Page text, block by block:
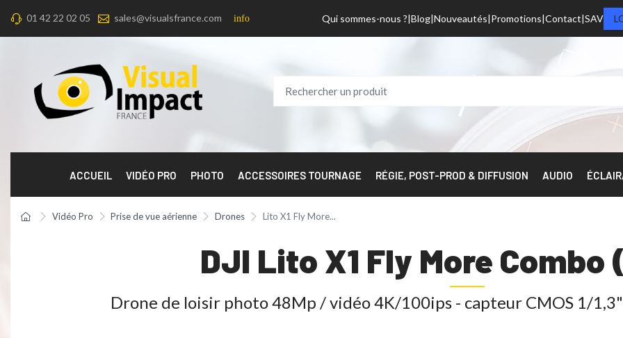
01 42 22 02 05 sales@visualsfrance.com info Qui sommes-nous ? Blog Nouveautés Promotions Contact SAV
ACCUEIL VIDÉO PRO PHOTO ACCESSOIRES TOURNAGE RÉGIE, POST-PROD & DIFFUSION AUDIO
Vidéo Pro Prise de vue aérienne Drones Lito X1 Fly More...
DJI Lito X1 Fly More Combo
Drone de loisir photo 48Mp / vidéo 4K/100ips - capteur CMOS 1/